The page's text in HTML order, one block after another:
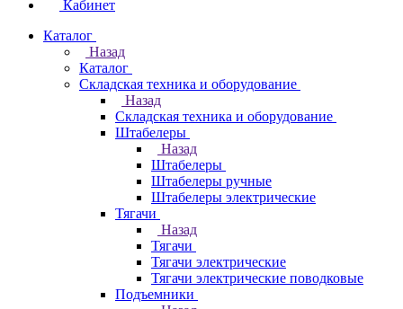
Кабинет
Каталог
Назад
Каталог
Складская техника и оборудование
Назад
Складская техника и оборудование
Штабелеры
Назад
Штабелеры
Штабелеры ручные
Штабелеры электрические
Тягачи
Назад
Тягачи
Тягачи электрические
Тягачи электрические поводковые
Подъемники